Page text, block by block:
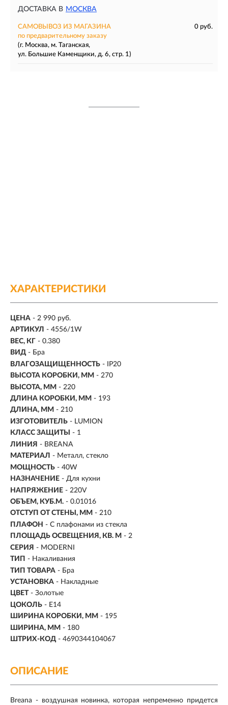
ДОСТАВКА В МОСКВА
САМОВЫВОЗ ИЗ МАГАЗИНА
0 руб.
по предварительному заказу
(г. Москва, м. Таганская,
ул. Большие Каменщики, д. 6, стр. 1)
ХАРАКТЕРИСТИКИ
ЦЕНА - 2 990 руб.
АРТИКУЛ - 4556/1W
ВЕС, КГ - 0.380
ВИД - Бра
ВЛАГОЗАЩИЩЕННОСТЬ - IP20
ВЫСОТА КОРОБКИ, ММ - 270
ВЫСОТА, ММ - 220
ДЛИНА КОРОБКИ, ММ - 193
ДЛИНА, ММ - 210
ИЗГОТОВИТЕЛЬ - LUMION
КЛАСС ЗАЩИТЫ
- 1
ЛИНИЯ - BREANA
МАТЕРИАЛ - Металл, стекло
МОЩНОСТЬ - 40W
НАЗНАЧЕНИЕ - Для кухни
НАПРЯЖЕНИЕ - 220V
ОБЪЕМ, КУБ.М. - 0.01016
ОТСТУП ОТ СТЕНЫ, ММ - 210
ПЛАФОН - С плафонами из стекла
ПЛОЩАДЬ ОСВЕЩЕНИЯ, КВ. М - 2
СЕРИЯ - MODERNI
ТИП - Накаливания
ТИП ТОВАРА - Бра
УСТАНОВКА - Накладные
ЦВЕТ - Золотые
ЦОКОЛЬ - E14
ШИРИНА КОРОБКИ, ММ - 195
ШИРИНА, ММ - 180
ШТРИХ-КОД - 4690344104067
ОПИСАНИЕ
Breana - воздушная новинка, которая непременно придется